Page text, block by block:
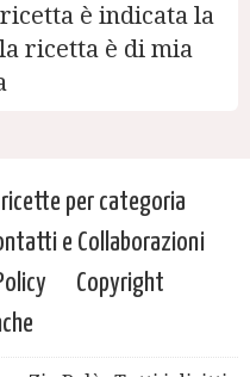
è indicata la
ricetta è di mia
per categoria
e Collaborazioni
Copyright